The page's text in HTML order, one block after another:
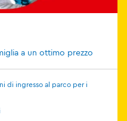
a un ottimo prezzo
di ingresso al parco per i